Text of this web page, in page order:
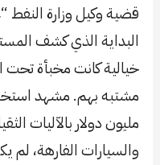
قضية وكيل وزارة
البداية الذي كشف
خيالية كانت مخبأة تحت
مليون دولار بالآليات
والسيارات الفارهة،